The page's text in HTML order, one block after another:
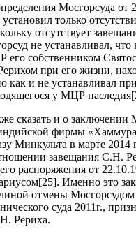
Мосгорсуда от
установил только
отсутствует
не устанавливал, что
его собственником
при его жизни,
как и не устанавливал
у МЦР
сказать и о
индийской фирмы
Минкульта в марте 2014
завещания С.Н.
распоряжения от
Именно это
отмены Мосгорсудом
суда 2011г.,
Рериха.